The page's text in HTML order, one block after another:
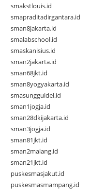
smakstlouis.id
smapraditadirgantara.id
sman8jakarta.id
smalabschool.id
smaskanisius.id
sman2jakarta.id
sman68jkt.id
sman8yogyakarta.id
smasungguldel.id
sman1jogja.id
sman28dkijakarta.id
sman3jogja.id
sman81jkt.id
sman2malang.id
sman21jkt.id
puskesmasjakut.id
puskesmasmampang.id